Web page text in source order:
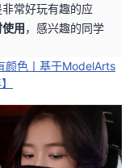
常好玩有趣的应
用，感兴趣的同学
颜色丨基于ModelArts